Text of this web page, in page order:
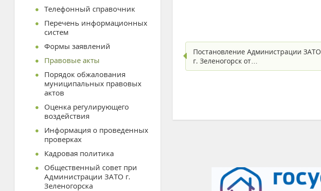
Постановление Администрации ЗАТО
г. Зеленогорск от…
Телефонный справочник
Перечень информационных
систем
Формы заявлений
Правовые акты
Порядок обжалования
муниципальных правовых
актов
Оценка регулирующего
воздействия
Информация о проведенных
проверках
Кадровая политика
Общественный совет при
Администрации ЗАТО г.
Зеленогорска